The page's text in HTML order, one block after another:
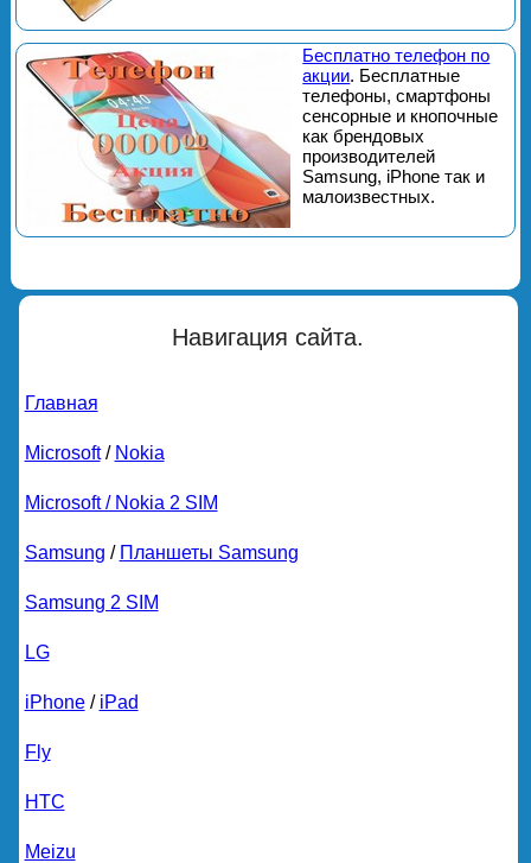
Бесплатно телефон по
акции. Бесплатные
телефоны, смартфоны
сенсорные и кнопочные
как брендовых
производителей
Samsung, iPhone так и
малоизвестных.
Навигация сайта.
Главная
Microsoft/ Nokia
Microsoft / Nokia 2 SIM
Samsung / Планшеты Samsung
Samsung 2 SIM
LG
iPhone/ iPad
Fly
HTC
Meizu